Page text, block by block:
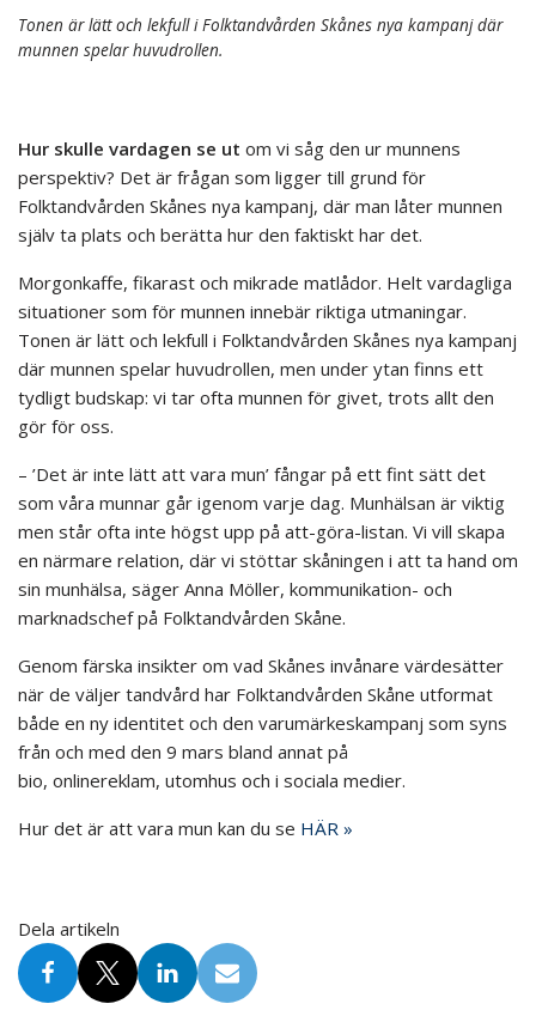
Tonen är lätt och lekfull i Folktandvården Skånes nya kampanj där
munnen spelar huvudrollen.
Hur skulle vardagen se ut om vi såg den ur munnens
perspektiv? Det är frågan som ligger till grund för
Folktandvården Skånes nya kampanj, där man låter munnen
själv ta plats och berätta hur den faktiskt har det.
Morgonkaffe, fikarast och mikrade matlådor. Helt vardagliga
situationer som för munnen innebär riktiga utmaningar.
Tonen är lätt och lekfull i Folktandvården Skånes nya kampanj
där munnen spelar huvudrollen, men under ytan finns ett
tydligt budskap: vi tar ofta munnen för givet, trots allt den
gör för oss.
– ’Det är inte lätt att vara mun’ fångar på ett fint sätt det
som våra munnar går igenom varje dag. Munhälsan är viktig
men står ofta inte högst upp på att-göra-listan. Vi vill skapa
en närmare relation, där vi stöttar skåningen i att ta hand om
sin munhälsa, säger Anna Möller, kommunikation- och
marknadschef på Folktandvården Skåne.
Genom färska insikter om vad Skånes invånare värdesätter
när de väljer tandvård har Folktandvården Skåne utformat
både en ny identitet och den varumärkeskampanj som syns
från och med den 9 mars bland annat på
bio, onlinereklam, utomhus och i sociala medier.
Hur det är att vara mun kan du se HÄR »
Dela artikeln